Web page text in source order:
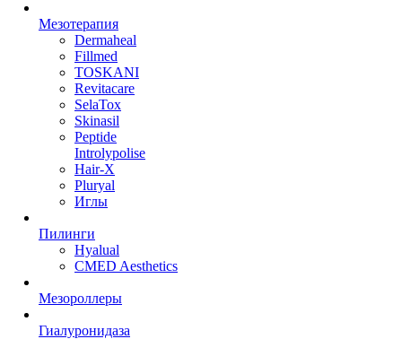
Мезотерапия
Dermaheal
Fillmed
TOSKANI
Revitacare
SelaTox
Skinasil
Peptide
Introlypolise
Hair-X
Pluryal
Иглы
Пилинги
Hyalual
CMED Aesthetics
Мезороллеры
Гиалуронидаза